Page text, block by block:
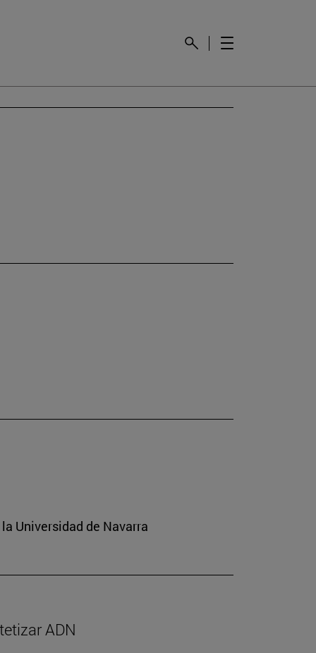
Universidad de Navarra
ADN